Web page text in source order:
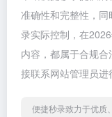
准确性和完整性，
录实际控制，在
内容，都属于合规
接联系网站管理员进
便捷秒录致力于优质